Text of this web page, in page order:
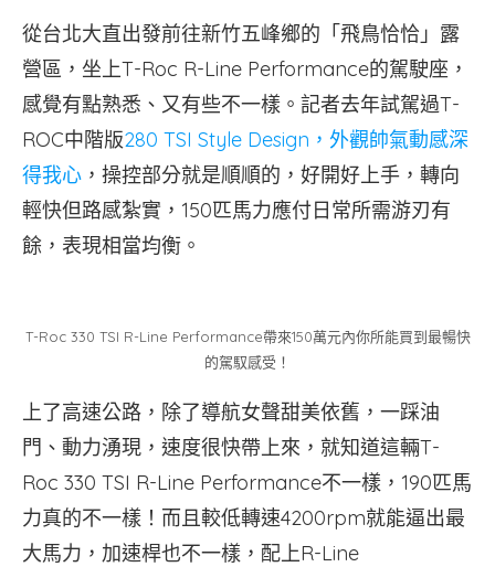
從台北大直出發前往新竹五峰鄉的「飛鳥恰恰」露
營區，坐上T-Roc R-Line Performance的駕駛座，
感覺有點熟悉、又有些不一樣。記者去年試駕過T-
ROC中階版280 TSI Style Design，外觀帥氣動感深
得我心 ，操控部分就是順順的，好開好上手，轉向
輕快但路感紮實，150匹馬力應付日常所需游刃有
餘，表現相當均衡。
T-Roc 330 TSI R-Line Performance帶來150萬元內你所能買到最暢快
的駕馭感受！
上了高速公路，除了導航女聲甜美依舊，一踩油
門、動力湧現，速度很快帶上來，就知道這輛T-
Roc 330 TSI R-Line Performance不一樣，190匹馬
力真的不一樣！而且較低轉速4200rpm就能逼出最
大馬力，加速桿也不一樣，配上R-Line